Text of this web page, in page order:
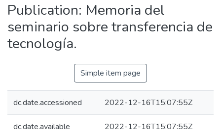
Publication: Memoria del
seminario sobre transferencia de
tecnología.
Simple item page
dc.date.accessioned 2022-12-16T15:07:55Z
dc.date.available 2022-12-16T15:07:55Z